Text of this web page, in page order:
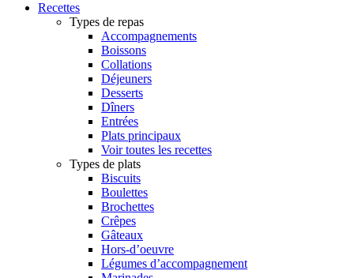
Recettes
Types de repas
Accompagnements
Boissons
Collations
Déjeuners
Desserts
Dîners
Entrées
Plats principaux
Voir toutes les recettes
Types de plats
Biscuits
Boulettes
Brochettes
Crêpes
Gâteaux
Hors-d’oeuvre
Légumes d’accompagnement